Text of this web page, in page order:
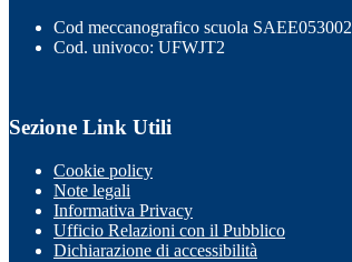
Cod meccanografico scuola SAEE053002
Cod. univoco: UFWJT2
Sezione Link Utili
Cookie policy
Note legali
Informativa Privacy
Ufficio Relazioni con il Pubblico
Dichiarazione di accessibilità